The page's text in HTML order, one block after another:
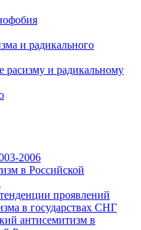
и радикального
расизму и радикальному
2006
в Российской
проявлений
в государствах СНГ
антисемитизм в